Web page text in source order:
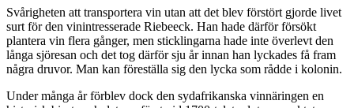
Svårigheten att transportera vin utan att det blev förstört gjorde livet
surt för den vinintresserade Riebeeck. Han hade därför försökt
plantera vin flera gånger, men sticklingarna hade inte överlevt den
långa sjöresan och det tog därför sju år innan han lyckades få fram
några druvor. Man kan föreställa sig den lycka som rådde i kolonin.
Under många år förblev dock den sydafrikanska vinnäringen en